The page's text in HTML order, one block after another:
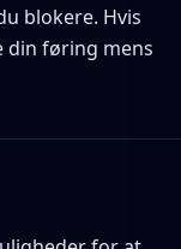
blokere. Hvis
din føring mens